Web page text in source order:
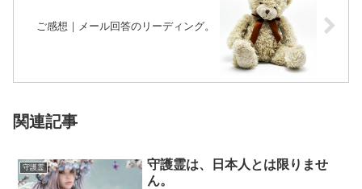
ご感想｜メール回答のリーディング。
関連記事
守護霊
守護霊は、日本人とは限りませ
ん。